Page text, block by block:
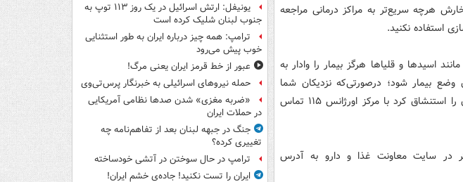
هرچه سریع‌تر به مراکز درمانی مراجعه
استفاده نکنید.
اسیدها و قلیاها هرگز بیمار را وادار به
بیمار شود؛ درصورتی‌که نزدیکان شما
ماده‌ای غیرخوراکی و سمی را بلعید و یا بخارات آن را استنشاق کرد با مرکز اورژانس ۱۱۵ تماس
در سایت معاونت غذا و دارو به آدرس
یونیفل: ارتش اسرائیل در یک روز ۱۱۳ توپ به
جنوب لبنان شلیک کرده است
ترامپ: همه چیز درباره ایران به طور استثنایی
خوب پیش می‌رود
عبور از خط قرمز ایران یعنی مرگ!
حمله نیروهای اسرائیلی به خبرنگار پرس‌تی‌وی
«ضربه مغزی» شدن صدها نظامی آمریکایی
در حملات ایران
جنگ در جبهه لبنان بعد از تفاهم‌نامه چه
تغییری کرده؟
ترامپ در حال سوختن در آتشی خودساخته
ایران را تست نکنید! جاده‌ی خشم ایران!